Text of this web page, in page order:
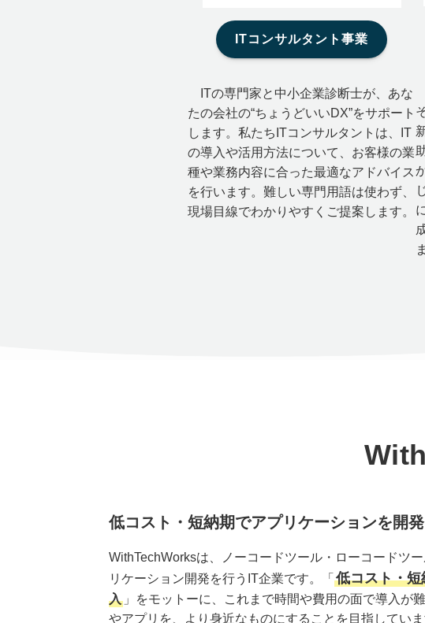
ITコンサルタント事業
ITの専門家と中小企業診断士が、あな
たの会社の“ちょうどいいDX”をサポート
します。私たちITコンサルタントは、IT
の導入や活用方法について、お客様の業
種や業務内容に合った最適なアドバイス
を行います。難しい専門用語は使わず、
現場目線でわかりやすくご提案します。
低コスト・短納期でアプリケーションを開発
WithTechWorksは、ノーコードツール・ローコードツ
リケーション開発を行うIT企業です。「 低コスト・短
入 」をモットーに、これまで時間や費用の面で導入が
やアプリを、より身近なものにすることを目指してい